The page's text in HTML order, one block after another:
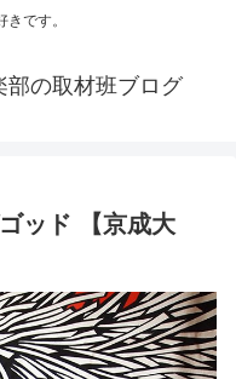
です。
部の取材班ブログ
ッド 【京成大